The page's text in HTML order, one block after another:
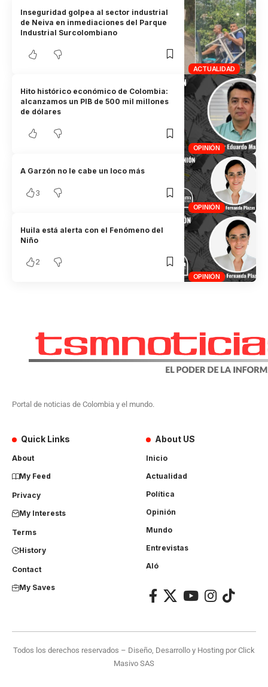
ACTUALIDAD
Inseguridad golpea al sector industrial
de Neiva en inmediaciones del Parque
Industrial Surcolombiano
OPINIÓN
Hito histórico económico de Colombia:
alcanzamos un PIB de 500 mil millones
de dólares
OPINIÓN
A Garzón no le cabe un loco más
3
OPINIÓN
Huila está alerta con el Fenómeno del
Niño
2
Portal de noticias de Colombia y el mundo.
Quick Links
About
My Feed
Privacy
My Interests
Terms
History
Contact
My Saves
About US
Inicio
Actualidad
Política
Opinión
Mundo
Entrevistas
Aló
Todos los derechos reservados – Diseño, Desarrollo y Hosting porClick
Masivo SAS